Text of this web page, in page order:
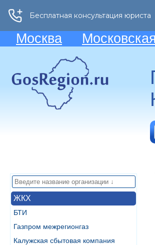
Москва
ЖКХ
БТИ
Газпром межрегионгаз
Калужская сбытовая компания